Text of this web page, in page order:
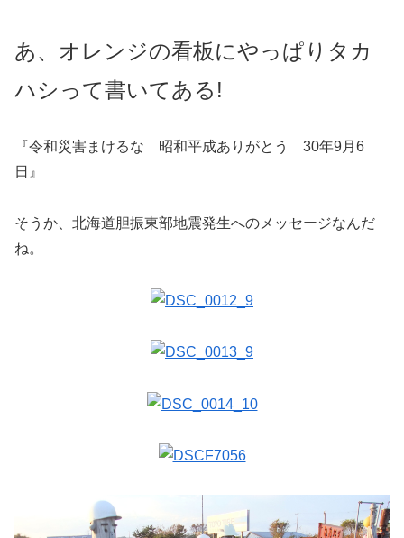
あ、オレンジの看板にやっぱりタカ
ハシって書いてある!
『令和災害まけるな 昭和平成ありがとう 30年9月6
日』
そうか、北海道胆振東部地震発生へのメッセージなんだ
ね。